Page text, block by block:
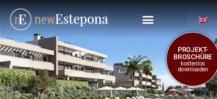
PROJEKT-
BROSCHÜRE
kostenlos
downloaden